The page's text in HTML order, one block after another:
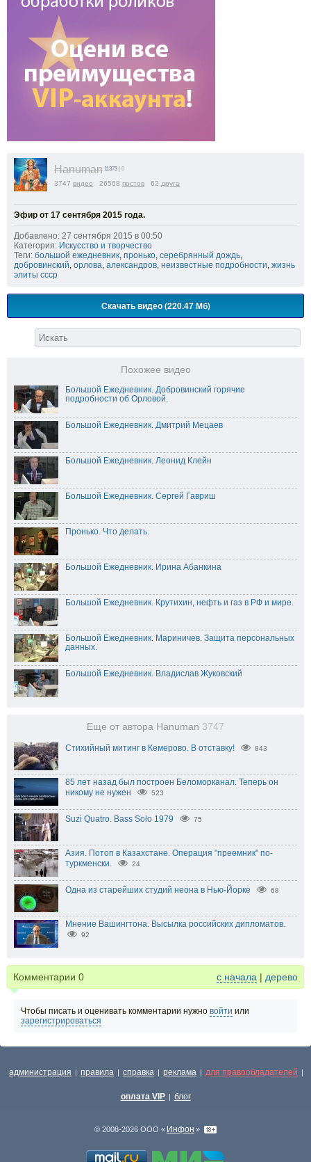
Hanuman 11373 | 0
3747 видео 26568 постов 62 друга
Эфир от 17 сентября 2015 года.
Добавлено: 27 сентября 2015 в 00:50
Категория: Искусство и творчество
Теги: большой ежедневник, пронько, серебрянный дождь,
добровинский, орлова, александров, неизвестные подробности, жизнь
элиты ссср
Скачать видео (220.47 Мб)
Похожее видео
Большой Ежедневник. Добровинский горячие
подробности об Орловой.
Большой Ежедневник. Дмитрий Мецаев
Большой Ежедневник. Леонид Клейн
Большой Ежедневник. Сергей Гавриш
Пронько. Что делать.
Большой Ежедневник. Ирина Абанкина
Большой Ежедневник. Крутихин, нефть и газ в РФ и мире.
Большой Ежедневник. Мариничев. Защита персональных
данных.
Большой Ежедневник. Владислав Жуковский
Еще от автора Hanuman 3747
Стихийный митинг в Кемерово. В отставку! 843
85 лет назад был построен Беломорканал. Теперь он
никому не нужен
523
Suzi Quatro. Bass Solo 1979 75
Азия. Потоп в Казахстане. Операция "преемник" по-
туркменски.
24
Одна из старейших студий неона в Нью-Йорке 68
Мнение Вашингтона. Высылка российских дипломатов.
92
Комментарии 0 с начала | дерево
Чтобы писать и оценивать комментарии нужно войти или
зарегистрироваться
администрация | правила | справка | реклама | для правообладателей |
оплата VIP | блог
© 2008-2026 ООО « Инфон »